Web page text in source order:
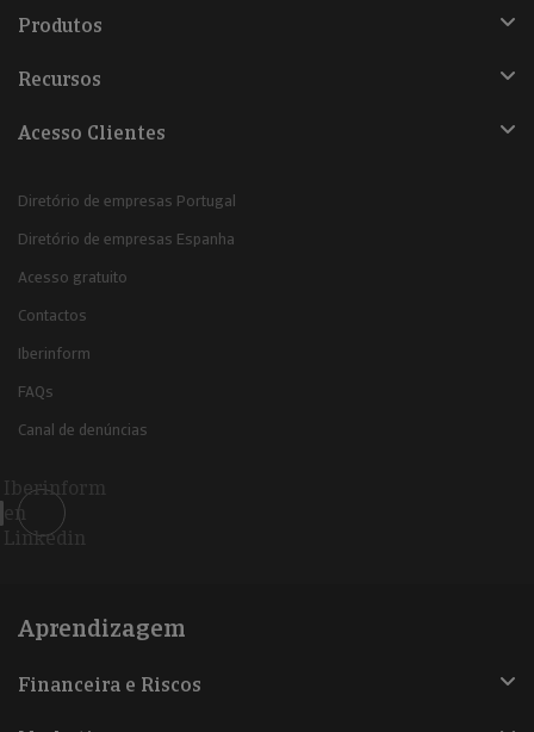
Produtos
Recursos
Acesso Clientes
Diretório de empresas Portugal
Diretório de empresas Espanha
Acesso gratuito
Contactos
Iberinform
FAQs
Canal de denúncias
Iberinform
en
Linkedin
Aprendizagem
Financeira e Riscos